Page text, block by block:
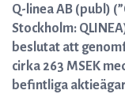
Q-linea AB (publ)
Stockholm:
beslutat att
cirka 263 MSEK
befintliga